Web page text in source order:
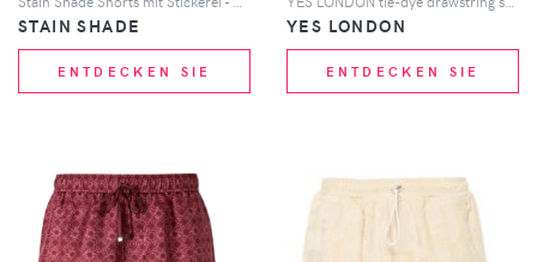
STAIN SHADE
ENTDECKEN SIE
YES LONDON
ENTDECKEN SIE